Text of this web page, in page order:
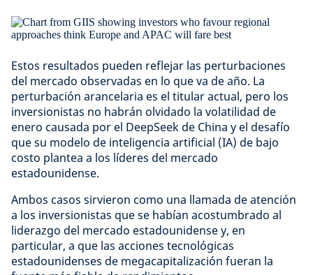
Estos resultados pueden reflejar las perturbaciones
del mercado observadas en lo que va de año. La
perturbación arancelaria es el titular actual, pero los
inversionistas no habrán olvidado la volatilidad de
enero causada por el DeepSeek de China y el desafío
que su modelo de inteligencia artificial (IA) de bajo
costo plantea a los líderes del mercado
estadounidense.
Ambos casos sirvieron como una llamada de atención
a los inversionistas que se habían acostumbrado al
liderazgo del mercado estadounidense y, en
particular, a que las acciones tecnológicas
estadounidenses de megacapitalización fueran la